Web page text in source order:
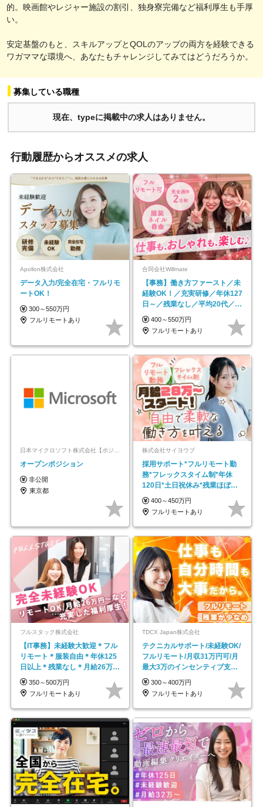
的。映画館やレジャー施設の割引、独身寮完備など福利厚生も手厚
い。
安定基盤のもと、スキルアップとQOLのアップの両方を経験できる
ワガママな環境へ、あなたもチャレンジしてみてはどうだろうか。
募集している職種
現在、typeに掲載中の求人はありません。
行動履歴からオススメの求人
Apollon株式会社
データ入力/完全在宅・フルリモ
ートOK！
300～550万円
フルリモートあり
合同会社Willmate
【事務】働き方ファースト／未
経験OK！／充実研修／年休127
日～／残業なし／平均20代／リ
モートOK
400～550万円
フルリモートあり
日本マイクロソフト株式会社【ポジションマッチ登録】
オープンポジション
非公開
東京都
株式会社サイヨウブ
採用サポート*フルリモート勤
務*フレックスタイム制*年休
120日*土日祝休み*残業ほぼな
し*育児中社員8割以上
400～450万円
フルリモートあり
フルスタック株式会社
【IT事務】未経験大歓迎＊フル
リモート＊服装自由＊年休125
日以上＊残業なし＊月給26万円
以上
350～500万円
フルリモートあり
TDCX Japan株式会社
テクニカルサポート/未経験OK/
フルリモート/月収31万円可/月
最大3万のインセンティブ支給/
平均年齢33歳
300～400万円
フルリモートあり